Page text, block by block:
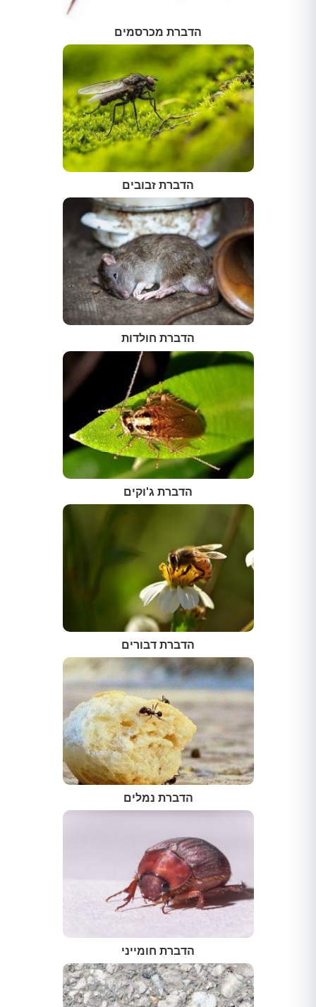
הדברת מכרסמים
הדברת זבובים
הדברת חולדות
הדברת ג'וקים
הדברת דבורים
הדברת נמלים
הדברת חומייני